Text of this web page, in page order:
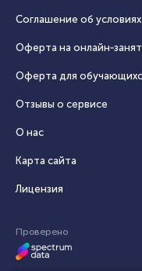
Соглашение об
Оферта на
Оферта для
Отзывы о сервисе
О нас
Карта сайта
Лицензия
Проверено